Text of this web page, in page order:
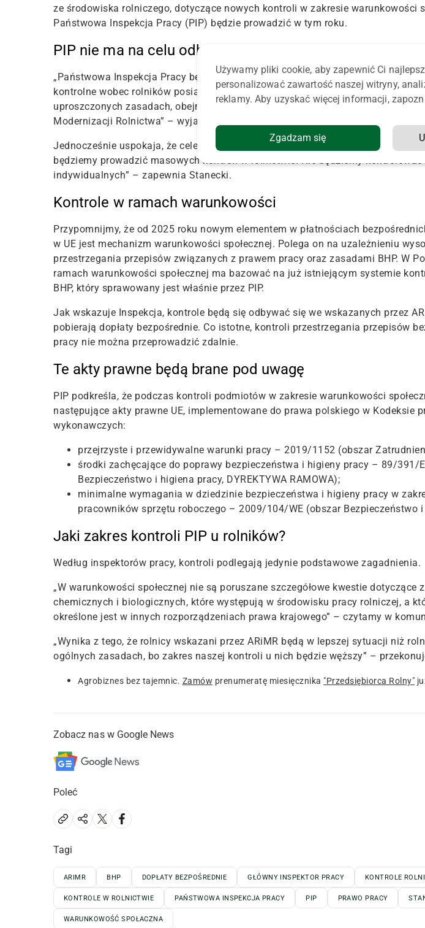
ze środowiska rolniczego, dotyczące nowych kontroli w zakresie warunkowości
Państwowa Inspekcja Pracy (PIP) będzie prowadzić w tym roku.
PIP nie ma na celu odbierania dopłat
„Państwowa Inspekcja Pracy będzie prowadzić, dokładnie tak samo jak w
kontrolne wobec rolników posiadających status pracodawcy. Nowością będą
uproszczonych zasadach, obejmujące rolników wytypowanych do kontroli
Modernizacji Rolnictwa” – wyjaśnia, cytowany w komunikacie, szef PIP.
Jednocześnie uspokaja, że celem działania Inspekcji nie jest odebranie rolnikom
będziemy prowadzić masowych kontroli w rolnictwie.
indywidualnych” – zapewnia Stanecki.
Kontrole w ramach warunkowości
Przypomnijmy, że od 2025 roku nowym elementem w płatnościach
w UE jest mechanizm warunkowości społecznej. Polega on na uzależnieniu
przestrzegania przepisów związanych z prawem pracy oraz zasadami BHP. W
ramach warunkowości społecznej ma bazować na już istniejącym systemie
BHP, który sprawowany jest właśnie przez PIP.
Jak wskazuje Inspekcja, kontrole będą się odbywać się we wskazanych przez
pobierają dopłaty bezpośrednie. Co istotne, kontroli przestrzegania przepisów
pracy nie można przeprowadzić zdalnie.
Te akty prawne będą brane pod uwagę
PIP podkreśla, że podczas kontroli podmiotów w zakresie warunkowości
następujące akty prawne UE, implementowane do prawa polskiego w Kodeksie
wykonawczych:
przejrzyste i przewidywalne warunki pracy – 2019/1152 (obszar
środki zachęcające do poprawy bezpieczeństwa i higieny pracy – 89/391/
Bezpieczeństwo i higiena pracy, DYREKTYWA RAMOWA);
minimalne wymagania w dziedzinie bezpieczeństwa i higieny pracy w
pracowników sprzętu roboczego – 2009/104/WE (obszar Bezpieczeństwo
Jaki zakres kontroli PIP u rolników?
Według inspektorów pracy, kontroli podlegają jedynie podstawowe zagadnienia.
„W warunkowości społecznej nie są poruszane szczegółowe kwestie dotyczące
chemicznych i biologicznych, które występują w środowisku pracy rolniczej, a
określone jest w innych rozporządzeniach prawa krajowego” – czytamy w
„Wynika z tego, że rolnicy wskazani przez ARiMR będą w lepszej sytuacji niż
ogólnych zasadach, bo zakres naszej kontroli u nich będzie węższy” –
Agrobiznes bez tajemnic. Zamów prenumeratę miesięcznika "Przedsiębiorca Rolny"
Zobacz nas w Google News
Poleć
Tagi
ARIMR BHP DOPŁATY BEZPOŚREDNIE GŁÓWNY INSPEKTOR PRACY KONTROLE
KONTROLE W ROLNICTWIE PAŃSTWOWA INSPEKCJA PRACY PIP PRAWO PRACY
WARUNKOWOŚĆ SPOŁACZNA
Używamy pliki cookie, aby zapewnić Ci
personalizować zawartość naszej witryny,
reklamy. Aby uzyskać więcej informacji,
Zgadzam się